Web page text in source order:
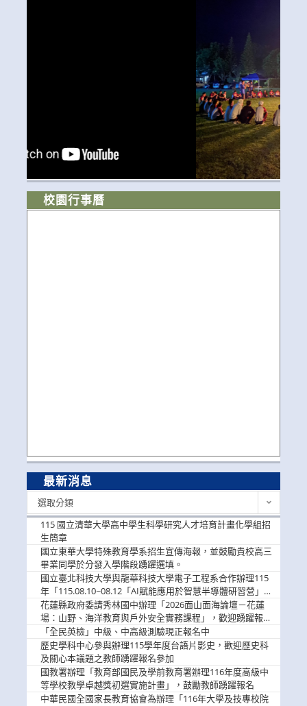
校園行事曆
最新消息
選取分類
115 國立清華大學高中學生科學研究人才培育計畫化學組招
生簡章
國立東華大學特殊教育學系招生宣傳海報，並鼓勵貴校高三
畢業同學於分發入學階段踴躍選填。
國立臺北科技大學與龍華科技大學電子工程系合作辦理115
年「115.08.10~08.12「AI賦能應用於智慧半導體研習營」，
歡迎學生踴躍報名參加
花蓮縣政府委請秀林國中辦理「2026面山面海論壇－花蓮
場：山野、海洋教育與戶外安全實務課程」，歡迎踴躍報名
參加
「全民英檢」中級、中高級測驗現正報名中
歷史學科中心參與辦理115學年度台語片影史，歡迎歷史科
及關心本議題之教師踴躍報名參加
國教署辦理「教育部國民及學前教育署辦理116年度高級中
等學校教學卓越獎初選實施計畫」，鼓勵教師踴躍報名
中華民國全國家長教育協會為辦理「116年大學及技專校院